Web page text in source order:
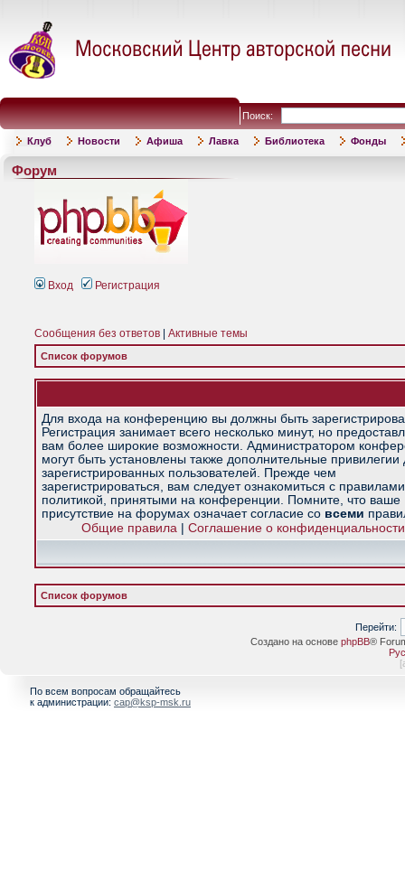
Поиск:
Клуб Новости Афиша Лавка Библиотека Фонды
Форум
Вход Регистрация
Сообщения без ответов Активные темы
Список форумов
Для входа на конференцию вы должны быть
Регистрация занимает всего несколько минут, но
вам более широкие возможности. Администратором
могут быть установлены также дополнительные привилегии
зарегистрированных пользователей. Прежде чем
зарегистрироваться, вам следует ознакомиться с
политикой, принятыми на конференции. Помните, что ваше
присутствие на форумах означает согласие со всеми
Общие правила| Соглашение о конфиденциальности
Список форумов
Перейти:
Создано на основе phpBB®
[
По всем вопросам обращайтесь
к администрации: cap@ksp-msk.ru